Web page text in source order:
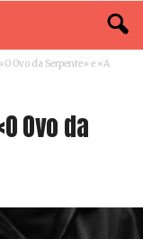
Ovo da Serpente» e «A
Ovo da